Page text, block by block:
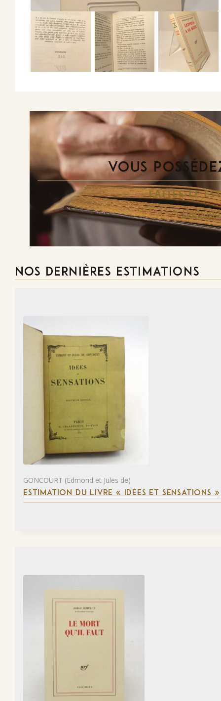
VOUS
FAITES-LE
NOS DERNIÈRES ESTIMATIONS
GONCOURT (Edmond et Jules de)
ESTIMATION DU LIVRE « IDÉES ET SENSATIONS »